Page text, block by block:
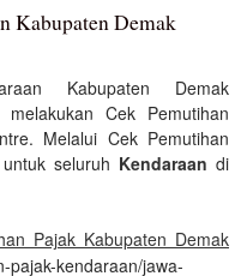
Kabupaten Demak
Kabupaten Demak
melakukan Cek Pemutihan
Melalui Cek Pemutihan
seluruh Kendaraan di
Pajak Kabupaten Demak
pajak-kendaraan/jawa-